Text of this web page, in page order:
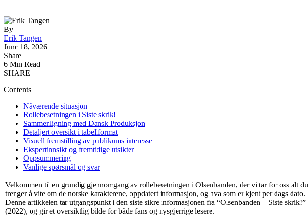
By
Erik Tangen
June 18, 2026
Share
6 Min Read
SHARE
Contents
Nåværende situasjon
Rollebesetningen i Siste skrik!
Sammenligning med Dansk Produksjon
Detaljert oversikt i tabellformat
Visuell fremstilling av publikums interesse
Ekspertinnsikt og fremtidige utsikter
Oppsummering
Vanlige spørsmål og svar
Velkommen til en grundig gjennomgang av rollebesetningen i Olsenbanden, der vi tar for oss alt du
trenger å vite om de norske karakterene, oppdatert informasjon, og hva som er kjent per dags dato.
Denne artikkelen tar utgangspunkt i den siste sikre informasjonen fra “Olsenbanden – Siste skrik!”
(2022), og gir et oversiktlig bilde for både fans og nysgjerrige lesere.